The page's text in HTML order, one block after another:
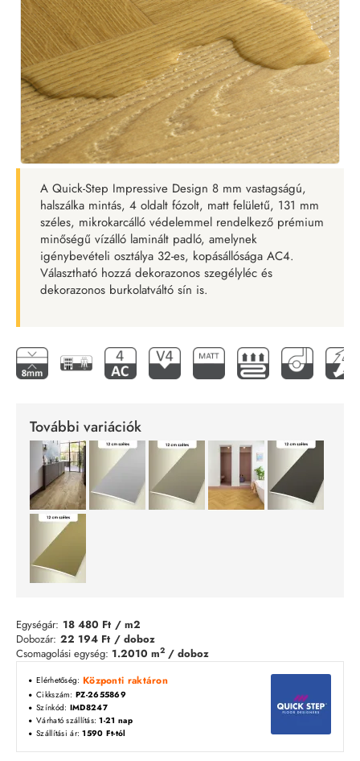
A Quick-Step Impressive Design 8 mm vastagságú,
halszálka mintás, 4 oldalt fózolt, matt felületű, 131 mm
széles, mikrokarcálló védelemmel rendelkező prémium
minőségű vízálló laminált padló, amelynek
igénybevételi osztálya 32-es, kopásállósága AC4.
Választható hozzá dekorazonos szegélyléc és
dekorazonos burkolatváltó sín is.
Egységár: 18 480 Ft / m2
Dobozár: 22 194 Ft / doboz
Csomagolási egység: 1.2010 m2 / doboz
Elérhetőség: Központi raktáron
Cikkszám: PZ-2655869
Színkód: IMD8247
Várható szállítás: 1-21 nap
Szállítási ár: 1590 Ft-tól
További variációk